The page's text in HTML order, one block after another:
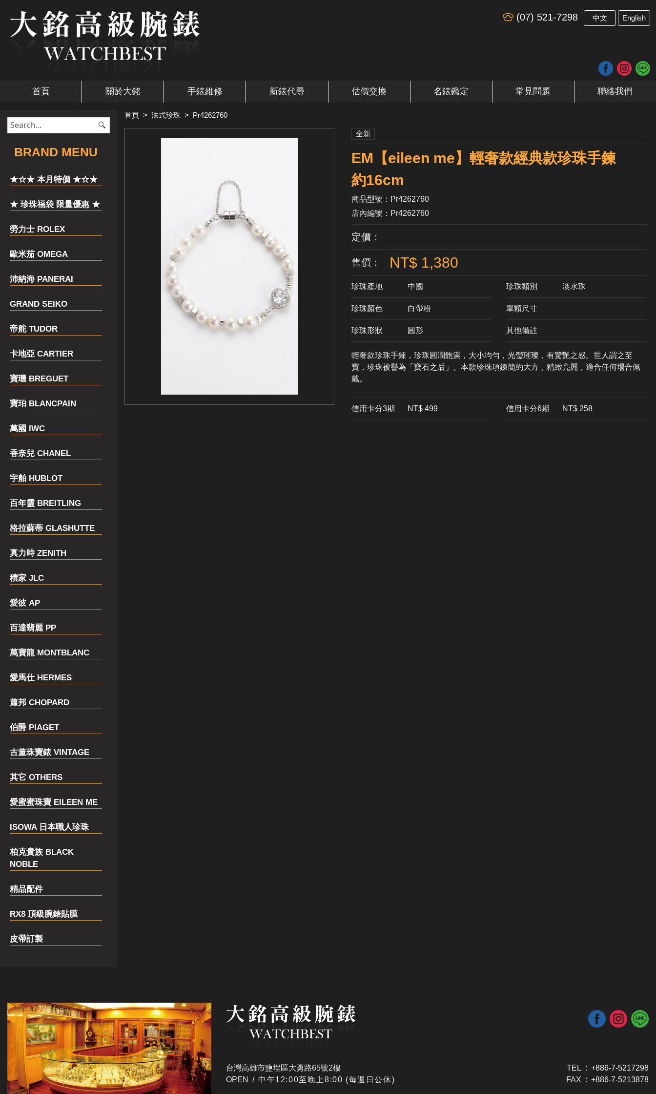
(07) 521-7298 中文 English
首頁 關於大銘 手錶維修 新錶代尋 估價交換 名錶鑑定 常見問題 聯絡我們
​BRAND MENU
★☆★ 本月特價 ★☆★
★ 珍珠福袋 限量優惠 ★
勞力士 ROLEX
歐米茄 OMEGA
沛納海 PANERAI
GRAND SEIKO
帝舵 TUDOR
卡地亞 CARTIER
寶璣 BREGUET
寶珀 BLANCPAIN
萬國 IWC
香奈兒 CHANEL
宇舶 HUBLOT
百年靈 BREITLING
格拉蘇蒂 GLASHUTTE
真力時 ZENITH
積家 JLC
愛彼 AP
百達翡麗 PP
萬寶龍 MONTBLANC
愛馬仕 HERMES
蕭邦 CHOPARD
伯爵 PIAGET
古董珠寶錶 VINTAGE
其它 OTHERS
愛蜜蜜珠寶 EILEEN ME
ISOWA 日本職人珍珠
柏克貴族 BLACK
NOBLE
精品配件
RX8 頂級腕錶貼膜
皮帶訂製
首頁 > 法式珍珠 > Pr4262760
全新
EM【eileen me】輕奢款經典款珍珠手鍊
約16cm
商品型號：Pr4262760
店內編號：Pr4262760
定價：
售價： NT$ 1,380
珍珠產地 中國 珍珠類別 淡水珠
珍珠顏色 ​白帶粉 單顆尺寸
珍珠形狀 圓形 其他備註
輕奢款珍珠手鍊，珍珠圓潤飽滿，大小均勻，光瑩璀璨，有驚艷之感。世人謂之至
寶，珍珠被譽為「寶石之后」。本款珍珠項鍊簡約大方，精緻亮麗，適合任何場合佩
戴。
信用卡分3期 ​NT$ 499 信用卡分6期 NT$ 258
台灣高雄市鹽埕區大勇路65號2樓
OPEN / ​中午12:00至晚上8:00 (每週日公休)
TEL : +886-7-5217298
FAX : +886-7-5213878